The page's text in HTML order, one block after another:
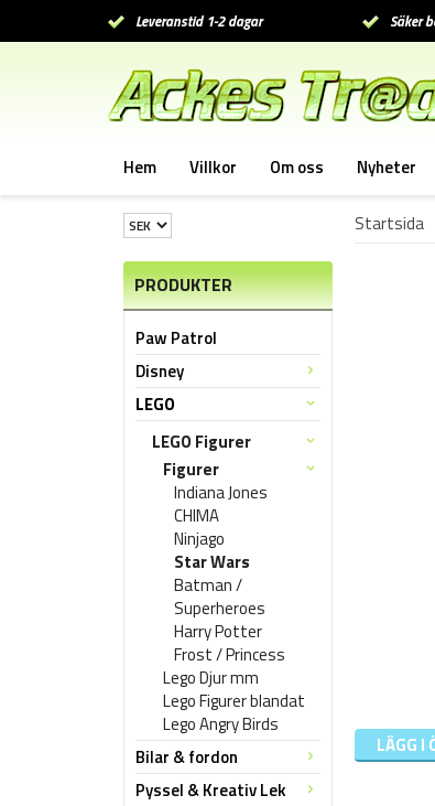
Leveranstid 1-2 dagar Säker
Hem Villkor Om oss Nyheter
PRODUKTER
Paw Patrol
Disney
LEGO
LEGO Figurer
Figurer
Indiana Jones
CHIMA
Ninjago
Star Wars
Batman /
Superheroes
Harry Potter
Frost / Princess
Lego Djur mm
Lego Figurer blandat
Lego Angry Birds
Bilar & fordon
Pyssel & Kreativ Lek
Startsida
LÄGG I